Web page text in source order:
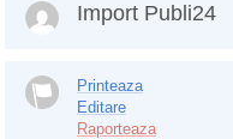
Import Publi24
Printeaza
Editare
Raporteaza